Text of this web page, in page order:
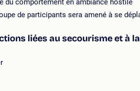
du comportement en ambiance hostile
de participants sera amené à se
liées au secourisme et à